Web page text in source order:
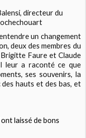
directeur du
un changement
deux des membres du
Faure et Claude
leur a raconté ce que
ses souvenirs, la
hauts et des bas, et
laissé de bons